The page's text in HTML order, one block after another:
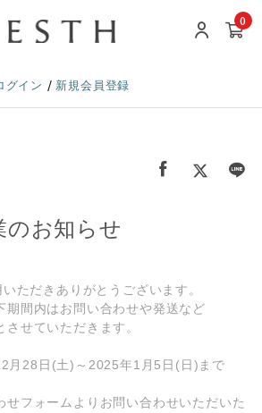
0
グイン / 新規会員登録
のお知らせ
ただきありがとうございます。
期間内はお問い合わせや発送など
せていただきます。
月28日(土)～2025年1月5日(日)まで
フォームよりお問い合わせいただいた